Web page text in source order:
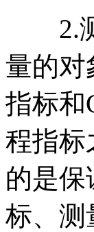
2.测
量的对
指标和
程指标
的是
标、测